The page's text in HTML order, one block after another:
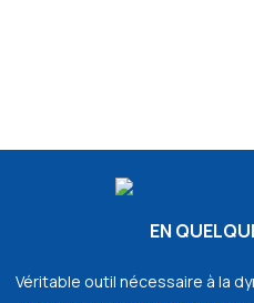
EN
Véritable outil nécessaire à la